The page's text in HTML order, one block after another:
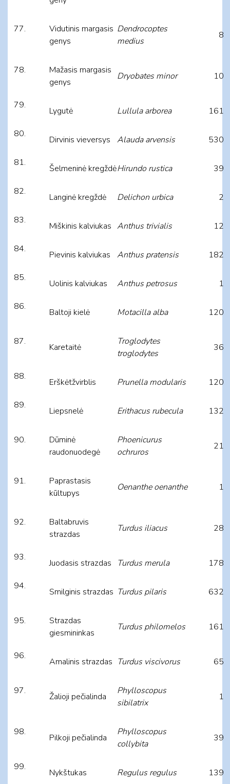
Vidutinis margasis
genys
Dendrocoptes
medius
8
Mažasis margasis
genys
Dryobates minor 10
Lygutė Lullula arborea 161
Dirvinis vieversys Alauda arvensis 530
Šelmeninė kregždėHirundo rustica 39
Langinė kregždė Delichon urbica 2
Miškinis kalviukas Anthus trivialis 12
Pievinis kalviukas Anthus pratensis 182
Uolinis kalviukas Anthus petrosus 1
Baltoji kielė Motacilla alba 120
Karetaitė
Troglodytes
troglodytes
36
Erškėtžvirblis Prunella modularis 120
Liepsnelė Erithacus rubecula 132
Dūminė
raudonuodegė
Phoenicurus
ochruros
21
Paprastasis
kūltupys
Oenanthe oenanthe 1
Baltabruvis
strazdas
Turdus iliacus 28
Juodasis strazdas Turdus merula 178
Smilginis strazdas Turdus pilaris 632
Strazdas
giesmininkas
Turdus philomelos 161
Amalinis strazdas Turdus viscivorus 65
Žalioji pečialinda
Phylloscopus
sibilatrix
1
Pilkoji pečialinda
Phylloscopus
collybita
39
Nykštukas Regulus regulus 139